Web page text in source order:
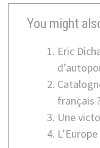
You might
Eric
français
Une